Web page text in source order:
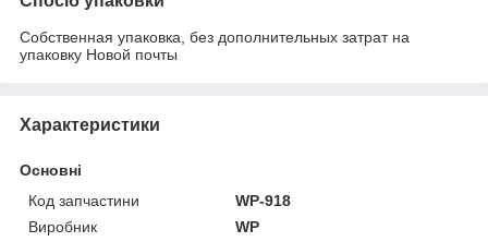
Собственная упаковка, без дополнительных затрат на
упаковку Новой почты
Характеристики
Основні
Код запчастини
WP-918
Виробник
WP